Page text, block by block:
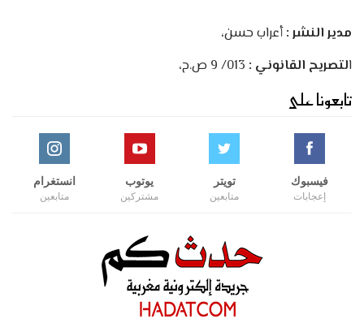
مدير النشر :أعراب حسن،
التصريح القانوني :
تابعونا على
فيسبوك
إعجابات
تويتر
متابعين
يوتوب
مشتركين
انستغرام
متابعين